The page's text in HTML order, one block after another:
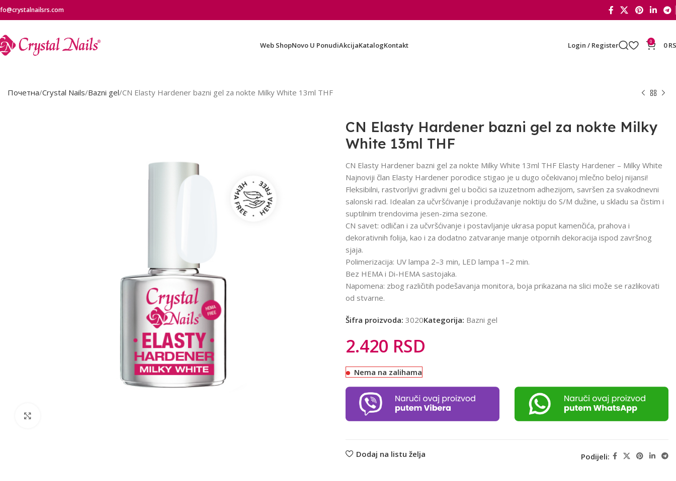
Web ShopNovo U PonudiAkcijaKatalogKontakt Login / Register 0 0
Почетна Crystal Nails Bazni gel CN Elasty Hardener bazni gel za nokte Milky White 13ml THF
CN Elasty Hardener bazni gel za nokte Milky
White 13ml THF
CN Elasty Hardener bazni gel za nokte Milky White 13ml THF Elasty Hardener – Milky White
Najnoviji član Elasty Hardener porodice stigao je u dugo očekivanoj mlečno beloj nijansi!
Fleksibilni, rastvorljivi gradivni gel u bočici sa izuzetnom adhezijom, savršen za svakodnevni
salonski rad. Idealan za učvršćivanje i produžavanje noktiju do S/M dužine, u skladu sa čistim i
suptilnim trendovima jesen-zima sezone.
CN savet: odličan i za učvršćivanje i postavljanje ukrasa poput kamenčića, prahova i
dekorativnih folija, kao i za dodatno zatvaranje manje otpornih dekoracija ispod završnog
sjaja.
Polimerizacija: UV lampa 2–3 min, LED lampa 1–2 min.
Bez HEMA i Di-HEMA sastojaka.
Napomena: zbog različitih podešavanja monitora, boja prikazana na slici može se razlikovati
od stvarne.
Šifra proizvoda: 3020Kategorija: Bazni gel
2.420 RSD
Nema na zalihama
Dodaj na listu želja Podijeli: